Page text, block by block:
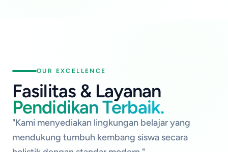
OUR EXCELLENCE
Fasilitas & Layanan
Pendidikan Terbaik.
"Kami menyediakan lingkungan belajar yang
mendukung tumbuh kembang siswa secara